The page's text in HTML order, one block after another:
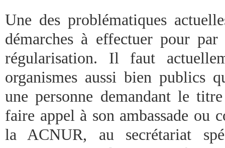
Une des problématiques
démarches à effectuer pour
régularisation. Il faut
organismes aussi bien publics
une personne demandant le
faire appel à son ambassade ou
la ACNUR, au secrétariat